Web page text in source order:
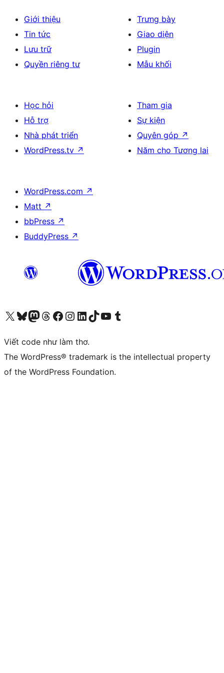
Giới thiệu
Tin tức
Lưu trữ
Quyền riêng tư
Trưng bày
Giao diện
Plugin
Mẫu khối
Học hỏi
Hỗ trợ
Nhà phát triển
WordPress.tv ↗
Tham gia
Sự kiện
Quyên góp ↗
Năm cho Tương lai
WordPress.com ↗
Matt ↗
bbPress ↗
BuddyPress ↗
Truy cập tài khoản X (trước đây là Twitter) của chúng tôiVisit our Bluesky account
Visit our Mastodon account
Visit our Threads account
Xem trang Facebook của chúng tôiTruy cập tài khoản Instagram của chúng tôiTruy cập tài khoản LinkedIn của chúng tôiVisit our TikTok account
Truy cập kênh YouTube của chúng tôi Visit our Tumblr account
Viết code như làm thơ.
The WordPress® trademark is the intellectual property
of the WordPress Foundation.